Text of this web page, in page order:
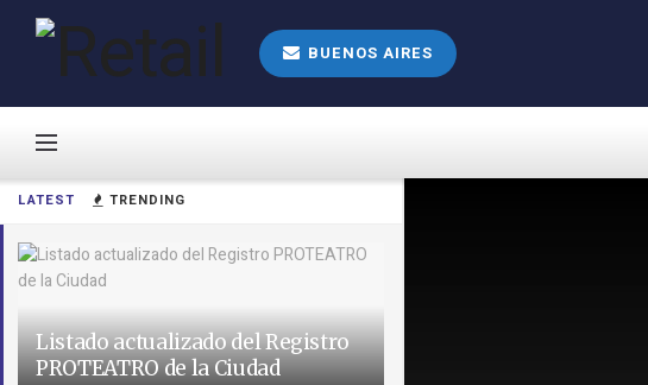
LATEST TRENDING
Listado actualizado del Registro
PROTEATRO de la Ciudad
BUENOS AIRES